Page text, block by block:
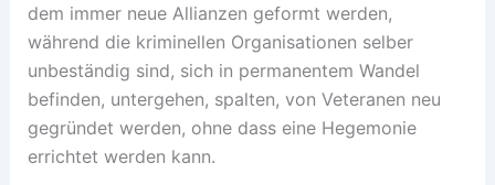
dem immer neue Allianzen geformt werden,
während die kriminellen Organisationen selber
unbeständig sind, sich in permanentem Wandel
befinden, untergehen, spalten, von Veteranen neu
gegründet werden, ohne dass eine Hegemonie
errichtet werden kann.